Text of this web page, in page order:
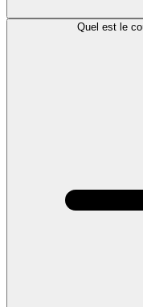
Quel est le